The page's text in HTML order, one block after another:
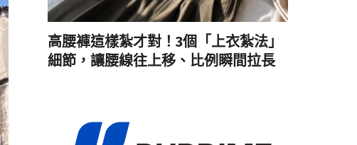
高腰褲這樣紮才對！3個「上衣紮法」
細節，讓腰線往上移、比例瞬間拉長